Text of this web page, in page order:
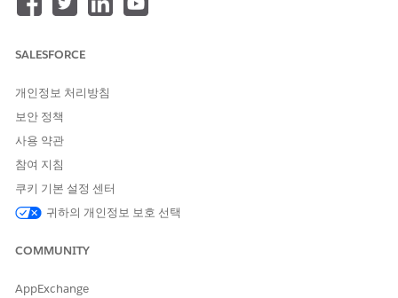
메시지를 반환하거나 반송할 주소를 나타냅니다.
는 것으로 알려진 사이트와 일치하는지 확인합니다. 이러한 유형의
다.
이메일 공급자는 SPF 확인을 사용하여 발신자에게 주소를 대신하
여 봉투를 보낼 수 있는 권한이 있는지 확인합니다. SPF 확인은 주
일을 보내는 IP 주소와 비교합니다. SPF 레코드에 보내는 IP가 포함
된 경우 메시지가 SPF 인증을 통과합니다. 그렇지 않은 경우 이메일
에 스팸으로 플래그가 지정될 수 있습니다.
Salesforce 도메인에서 이메일을 보내는 데 권한이 있는지 확인할
응용 프로그램에서 보낸 이메일이 스푸핑되지 않도록 SPF를 구현
SALESFORCE
개인정보 처리방침
보안 정책
사용 약관
참여 지침
쿠키 기본 설정 센터
귀하의 개인정보 보호 선택
COMMUNITY
AppExchange